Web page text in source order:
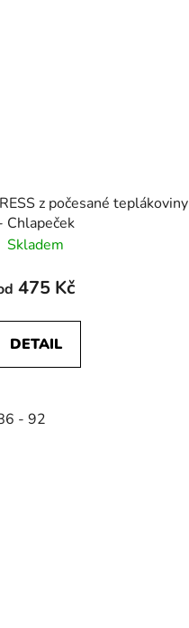
z počesané teplákoviny
Chlapeček
Skladem
475 Kč
DETAIL
- 92